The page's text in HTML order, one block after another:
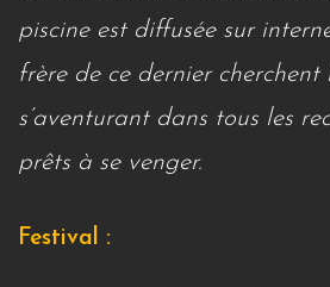
piscine est diffusée sur
frère de ce dernier cherchent
s’aventurant dans tous les
prêts à se venger.
Festival :